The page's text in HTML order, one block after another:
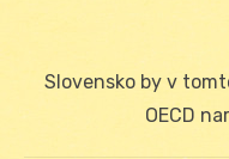
Next
Slovensko by v
OECD